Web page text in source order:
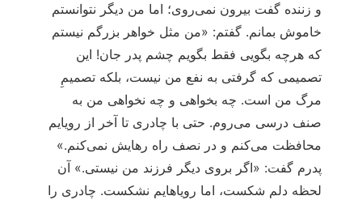
و زننده گفت بیرون نمی‌روی؛ اما من دیگر نتوانستم
خاموش بمانم. گفتم: «من مثل خواهر بزرگم نیستم
که هرچه بگویی فقط بگویم چشم پدر جان! این
تصمیمی که گرفتی به نفع من نیست، بلکه تصمیمِ
مرگ من است. چه بخواهی و چه نخواهی من به
صنف درسی می‌روم. حتی با چادری تا آخر از رویایم
محافظت می‌کنم و در نصف راه رهایش نمی‌کنم.»
پدرم گفت: «اگر بروی دیگر فرزند من نیستی.» آن
لحظه دلم شکست، اما رویاهایم نشکست. چادری را